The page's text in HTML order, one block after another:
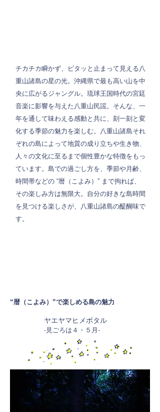
チカチカ瞬かず、ピタッと止まって見える八
重山諸島の星の光。沖縄県で最も高い山を中
央に広がるジャングル。琉球王国時代の宮廷
音楽に影響を与えた八重山民謡。そんな、一
年を通して味わえる感動と共に、刻一刻と変
化する季節の魅力を楽しむ。八重山諸島それ
ぞれの島によって地質の成り立ちや生き物、
人々の文化に至るまで個性豊かな特徴をもっ
ています。島での過ごし方を、季節や月齢、
時間帯などの “暦（こよみ）” まで拘れば、
その楽しみ方は無限大。自分の好きな島時間
を見つける楽しさが、八重山諸島の醍醐味で
す。
“暦（こよみ）”で楽しめる島の魅力
ヤエヤマヒメボタル
-見ごろは４・５月-